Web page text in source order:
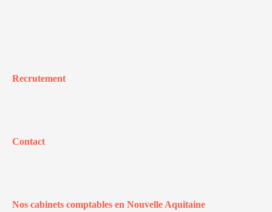
Recrutement
Contact
Nos cabinets comptables en Nouvelle Aquitaine